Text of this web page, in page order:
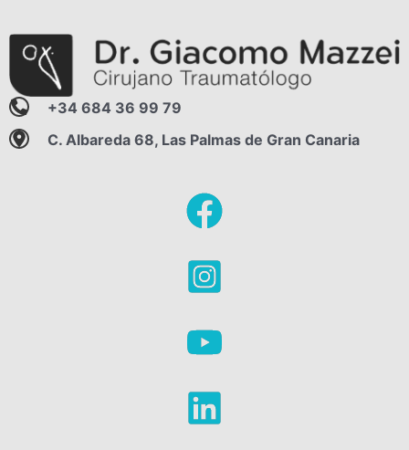
+34 684 36 99 79
C. Albareda 68, Las Palmas de Gran Canaria